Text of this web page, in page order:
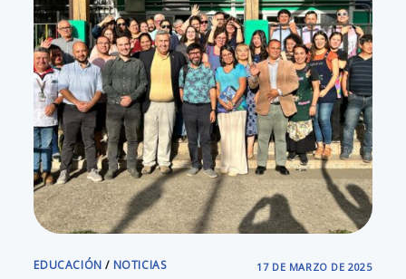
EDUCACIÓN / NOTICIAS 17 DE MARZO DE 2025